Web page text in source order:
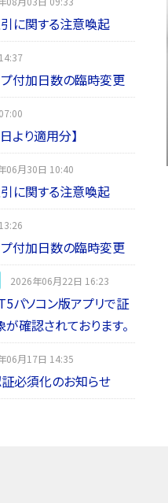
に関する注意喚起
プ付加日数の臨時変更
より適用分】
06月30日 10:40
に関する注意喚起
プ付加日数の臨時変更
2026年06月22日 16:23
パソコン版アプリで証
確認されております。
06月17日 14:35
証必須化のお知らせ